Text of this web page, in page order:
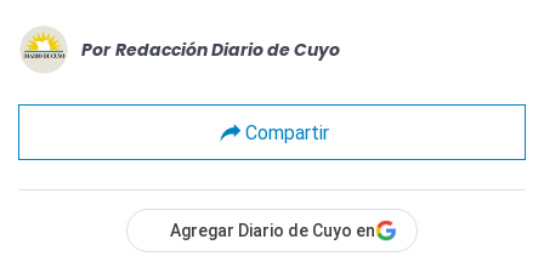
Por Redacción Diario de Cuyo
Compartir
Agregar Diario de Cuyo en